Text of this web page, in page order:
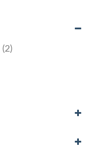
2Artikel